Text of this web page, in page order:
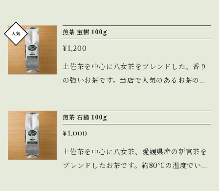
0℃の温度でいれてください。
煎茶 宝樹 100g
¥1,200
土佐茶を中心に八女茶をブレンドした、香り
の強いお茶です。当店で人気のあるお茶の一
煎茶 石鎚 100g
¥1,000
土佐茶を中心に八女茶、愛媛県産の新宮茶を
ブレンドしたお茶です。約80℃の温度でいれ